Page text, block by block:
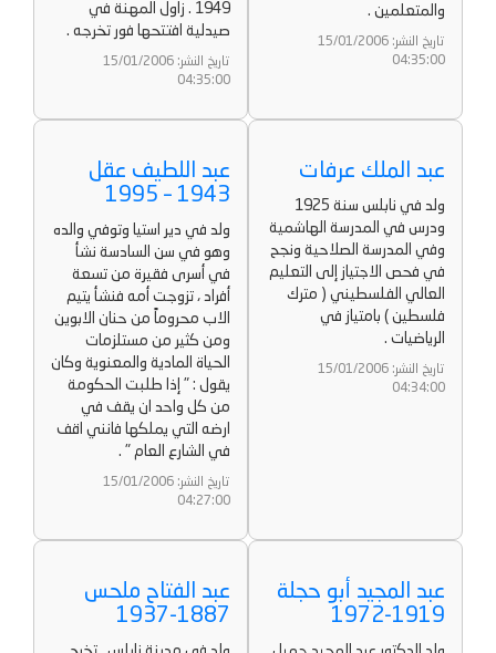
والمتعلمين .
تاريخ النشر: 15/01/2006
04:35:00
1949 . زاول المهنة في
صيدلية افتتحها فور تخرجه .
تاريخ النشر: 15/01/2006
04:35:00
عبد الملك عرفات
ولد في نابلس سنة 1925
ودرس في المدرسة الهاشمية
وفي المدرسة الصلاحية ونجح
في فحص الاجتياز إلى التعليم
العالي الفلسطيني ( مترك
فلسطين ) بامتياز في
الرياضيات .
تاريخ النشر: 15/01/2006
04:34:00
عبد اللطيف عقل
1943 – 1995
ولد في دير استيا وتوفي والده
وهو في سن السادسة نشأ
في أسرى فقيرة من تسعة
أفراد ، تزوجت أمه فنشأ يتيم
الاب محروماً من حنان الابوين
ومن كثير من مستلزمات
الحياة المادية والمعنوية وكان
يقول : " إذا طلبت الحكومة
من كل واحد ان يقف في
ارضه التي يملكها فانني اقف
في الشارع العام " .
تاريخ النشر: 15/01/2006
04:27:00
عبد المجيد أبو حجلة
1919-1972
عبد الفتاح ملحس
1887-1937